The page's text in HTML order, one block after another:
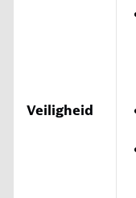
Veiligheid